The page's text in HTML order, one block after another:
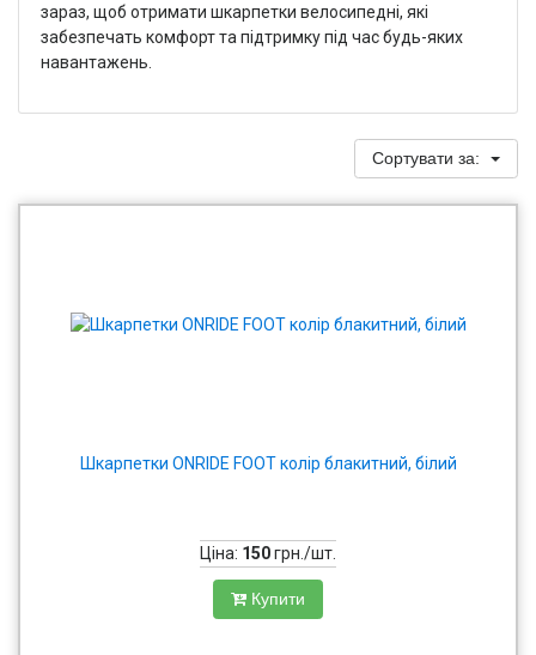
зараз, щоб отримати шкарпетки велосипедні, які
забезпечать комфорт та підтримку під час будь-яких
навантажень.
Сортувати за:
Шкарпетки ONRIDE FOOT колір блакитний, білий
Ціна: 150грн./шт.
Купити